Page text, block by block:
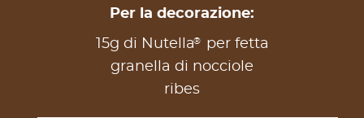
Per la decorazione:
15g di Nutella®
per fetta
granella di nocciole
ribes